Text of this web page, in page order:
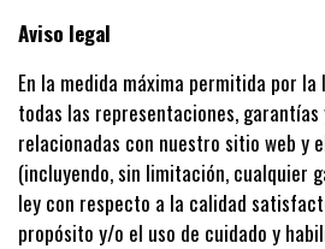
Aviso legal
En la medida máxima permitida por
todas las representaciones, garantías
relacionadas con nuestro sitio web y
(incluyendo, sin limitación, cualquier
ley con respecto a la calidad
propósito y/o el uso de cuidado y